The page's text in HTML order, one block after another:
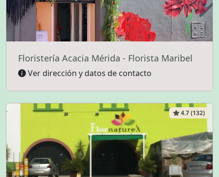
Floristería Acacia Mérida - Florista Maribel
Ver dirección y datos de contacto
4.7 (132)